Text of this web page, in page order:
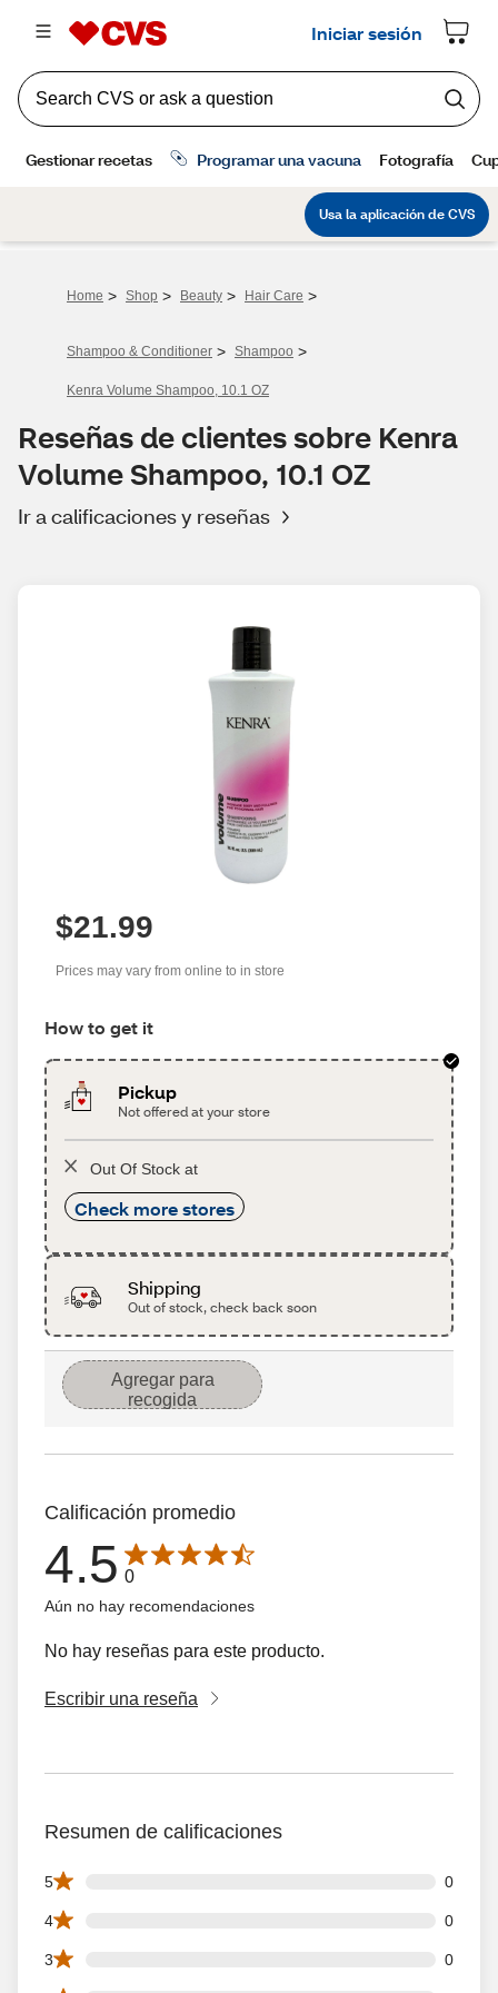
Home > Shop > Beauty > Hair Care >
Shampoo & Conditioner > Shampoo >
Kenra Volume Shampoo, 10.1 OZ
Reseñas de clientes sobre Kenra
Volume Shampoo, 10.1 OZ
Ir a calificaciones y reseñas
$21.99
Prices may vary from online to in store
How to get it
Pickup
Not offered at your store
Out Of Stock at
Check more stores
Shipping
Out of stock, check back soon
Agregar para
recogida
Calificación promedio
4.5
Average rating is 4.5 out of 5 stars with 0 reseñas
0
Aún no hay recomendaciones
No hay reseñas para este producto.
Escribir una reseña
Resumen de calificaciones
5 0
0 5 star reviews out of 0 reviews
4 0
0 4 star reviews out of 0 reviews
3 0
0 3 star reviews out of 0 reviews